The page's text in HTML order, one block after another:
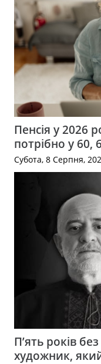
Пенсія у 2026
потрібно у 60,
Субота, 8 Серпня,
П’ять років
художник,